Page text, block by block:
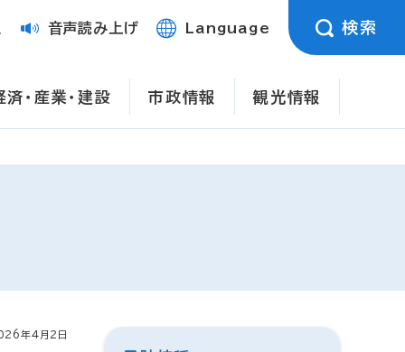
音声読み上げ Language 検索
済・産業・建設 市政情報 観光情報
年4月2日